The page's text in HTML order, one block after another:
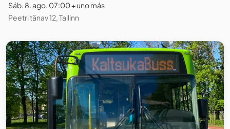
Sáb. 8. ago. 07:00 + uno más
Peetri tänav 12, Tallinn